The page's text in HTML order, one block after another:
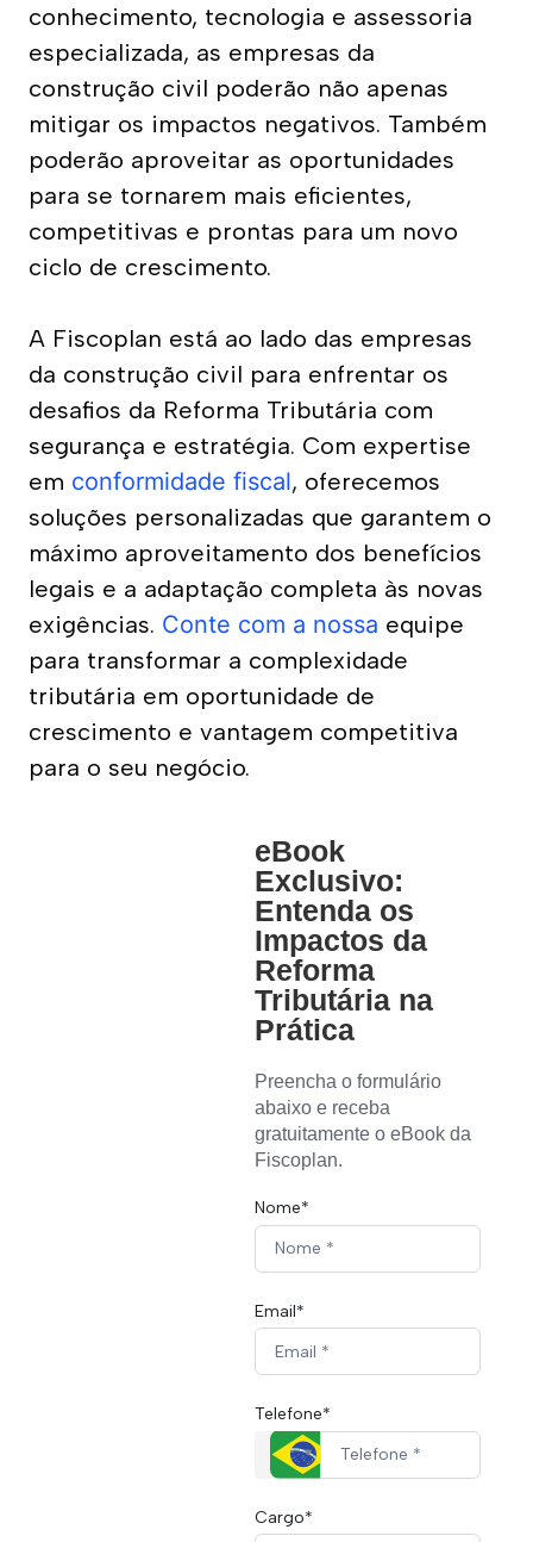
Equiparação Hospitalar - IRPJ/CSLL
Revisão da Base de INSS
FAP - Fator Acidentário de Prevenção
Assessoria Tributária
Assessoria Contábil
Assessoria Previdenciária
conhecimento, tecnologia e assessoria
especializada, as empresas da
construção civil poderão não apenas
mitigar os impactos negativos. Também
poderão aproveitar as oportunidades
para se tornarem mais eficientes,
competitivas e prontas para um novo
ciclo de crescimento.
A Fiscoplan está ao lado das empresas
da construção civil para enfrentar os
desafios da Reforma Tributária com
segurança e estratégia. Com expertise
em conformidade fiscal, oferecemos
soluções personalizadas que garantem o
máximo aproveitamento dos benefícios
legais e a adaptação completa às novas
exigências. Conte com a nossa equipe
para transformar a complexidade
tributária em oportunidade de
crescimento e vantagem competitiva
para o seu negócio.
eBook
Exclusivo:
Entenda os
Impactos da
Reforma
Tributária na
Prática
Preencha o formulário
abaixo e receba
gratuitamente o eBook da
Fiscoplan.
Nome*
Email*
Telefone*
Cargo*